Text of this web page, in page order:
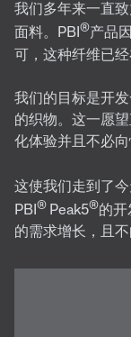
我们多年来一直
面料。PBI®产品
可，这种纤维已
我们的目标是开
的织物。这一愿
化体验并且不必向
这使我们走到了
PBI® Peak5®的
的需求增长，且不